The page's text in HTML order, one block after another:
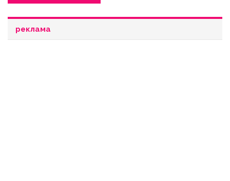
реклама